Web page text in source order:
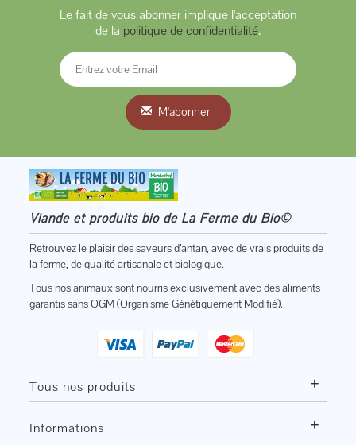
Le fait de vous abonner implique l'acceptation
de la politique de confidentialité.
M'abonner
Viande et produits bio de La Ferme du Bio©
Retrouvez le plaisir des saveurs d’antan, avec de vrais produits de
la ferme, de qualité artisanale et biologique.
Tous nos animaux sont nourris exclusivement avec des aliments
garantis sans OGM (Organisme Génétiquement Modifié).
Tous nos produits +
Informations +